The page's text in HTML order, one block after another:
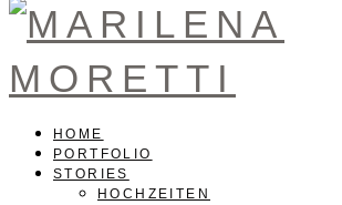
HOME
PORTFOLIO
STORIES
HOCHZEITEN